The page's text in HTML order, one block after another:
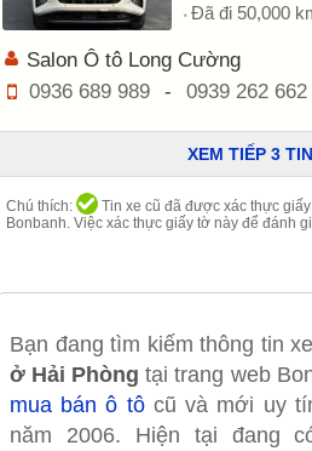
Đã đi 50,000
Salon Ô tô Long Cường
0936 689 989
- 0939 262 662
XEM TIẾP 3
Chú thích:
Tin xe cũ đã được xác thực
Bonbanh. Việc xác thực giấy tờ này để đánh
Bạn đang tìm kiếm thông tin
ở Hải Phòng tại trang web
mua bán ô tôcũ và mới uy
năm 2006. Hiện tại đang